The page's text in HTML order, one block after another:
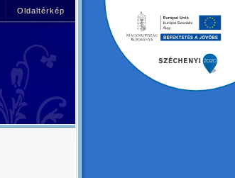
Oldaltérkép